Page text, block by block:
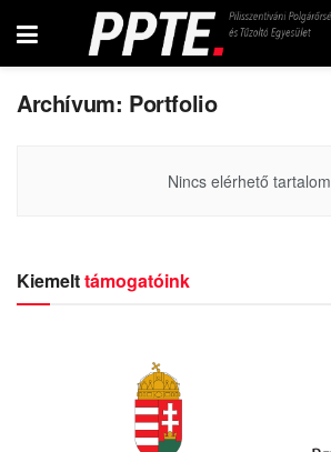
Archívum: Portfolio
Nincs elérhető tartalom
Kiemelttámogatóink